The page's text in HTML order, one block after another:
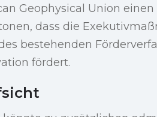
Geophysical Union einen
dass die
bestehenden
fördert.